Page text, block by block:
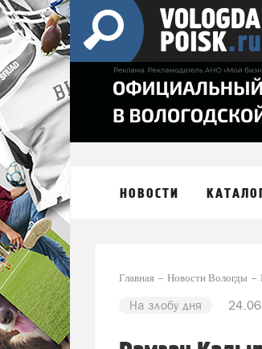
НОВОСТИ
Главная Новости Вологды
На злобу дня